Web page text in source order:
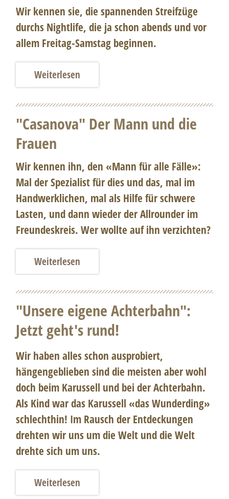
Wir kennen sie, die spannenden Streifzüge
durchs Nightlife, die ja schon abends und vor
allem Freitag-Samstag beginnen.
Weiterlesen
"Casanova" Der Mann und die
Frauen
Wir kennen ihn, den «Mann für alle Fälle»:
Mal der Spezialist für dies und das, mal im
Handwerklichen, mal als Hilfe für schwere
Lasten, und dann wieder der Allrounder im
Freundeskreis. Wer wollte auf ihn verzichten?
Weiterlesen
"Unsere eigene Achterbahn":
Jetzt geht's rund!
Wir haben alles schon ausprobiert,
hängengeblieben sind die meisten aber wohl
doch beim Karussell und bei der Achterbahn.
Als Kind war das Karussell «das Wunderding»
schlechthin! Im Rausch der Entdeckungen
drehten wir uns um die Welt und die Welt
drehte sich um uns.
Weiterlesen